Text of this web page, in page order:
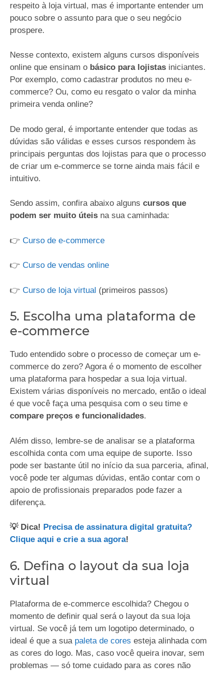
respeito à loja virtual, mas é importante entender um
pouco sobre o assunto para que o seu negócio
prospere.
Nesse contexto, existem alguns cursos disponíveis
online que ensinam o básico para lojistas iniciantes.
Por exemplo, como cadastrar produtos no meu e-
commerce? Ou, como eu resgato o valor da minha
primeira venda online?
De modo geral, é importante entender que todas as
dúvidas são válidas e esses cursos respondem às
principais perguntas dos lojistas para que o processo
de criar um e-commerce se torne ainda mais fácil e
intuitivo.
Sendo assim, confira abaixo alguns cursos que
podem ser muito úteis na sua caminhada:
👉 Curso de e-commerce
👉 Curso de vendas online
👉 Curso de loja virtual (primeiros passos)
5. Escolha uma plataforma de
e-commerce
Tudo entendido sobre o processo de começar um e-
commerce do zero? Agora é o momento de escolher
uma plataforma para hospedar a sua loja virtual.
Existem várias disponíveis no mercado, então o ideal
é que você faça uma pesquisa com o seu time e
compare preços e funcionalidades.
Além disso, lembre-se de analisar se a plataforma
escolhida conta com uma equipe de suporte. Isso
pode ser bastante útil no início da sua parceria, afinal,
você pode ter algumas dúvidas, então contar com o
apoio de profissionais preparados pode fazer a
diferença.
💡 Dica! Precisa de assinatura digital gratuita?
Clique aqui e crie a sua agora!
6. Defina o layout da sua loja
virtual
Plataforma de e-commerce escolhida? Chegou o
momento de definir qual será o layout da sua loja
virtual. Se você já tem um logotipo determinado, o
ideal é que a sua paleta de cores esteja alinhada com
as cores do logo. Mas, caso você queira inovar, sem
problemas — só tome cuidado para as cores não